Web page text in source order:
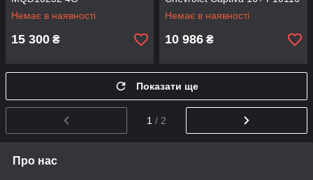
Немає в наявності
15 300 ₴
Немає в наявності
10 986 ₴
Показати ще
1 / 2
Про нас